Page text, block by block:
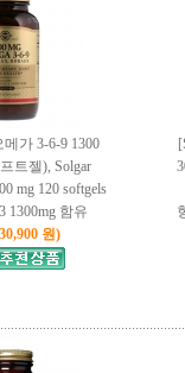
메가 3-6-9 1300
트젤), Solgar
mg 120 softgels
1300mg 함유
원)